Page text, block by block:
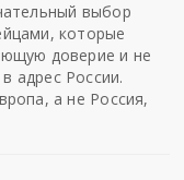
выбор
которые
доверие и не
адрес России.
а не Россия,